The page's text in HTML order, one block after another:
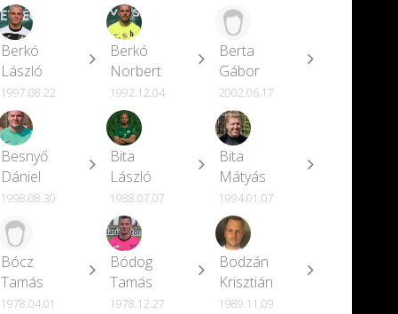
Berkó
László
1997.08.22
Berkó
Norbert
1992.12.04
Berta
Gábor
2002.06.17
Besnyő
Dániel
1998.08.30
Bita
László
1988.07.07
Bita
Mátyás
1994.01.07
Bócz
Tamás
1978.04.01
Bódog
Tamás
1978.12.27
Bodzán
Krisztián
1989.11.09